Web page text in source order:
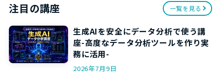
注目の講座 一覧を見る
生成AIを安全にデータ分析で使う講
座-高度なデータ分析ツールを作り実
務に活用-
2026年7月9日